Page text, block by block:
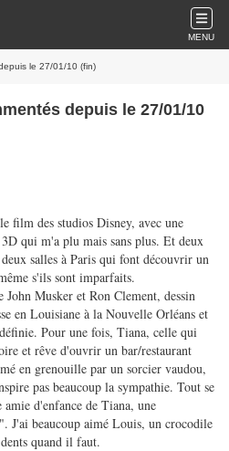
MENU
le 27/01/10 (fin)
depuis le 27/01/10
film des studios Disney, avec une
qui m'a plu mais sans plus. Et deux
salles à Paris qui font découvrir un
s'ils sont imparfaits.
John Musker et Ron Clement, dessin
en Louisiane à la Nouvelle Orléans et
Pour une fois, Tiana, celle qui
et rêve d'ouvrir un bar/restaurant
en grenouille par un sorcier vaudou,
pas beaucoup la sympathie. Tout se
d'enfance de Tiana, une
J'ai beaucoup aimé Louis, un crocodile
quand il faut.